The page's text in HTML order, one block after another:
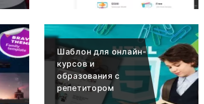
Шаблон для онлайн-
курсов и
образования с
репетитором